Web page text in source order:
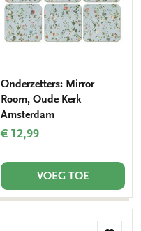
Onderzetters: Mirror
Room, Oude Kerk
Amsterdam
€ 12,99
VOEG TOE